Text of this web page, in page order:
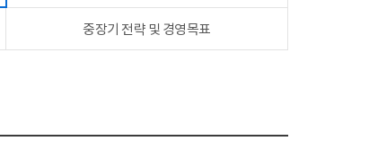
중장기 전략 및 경영목표